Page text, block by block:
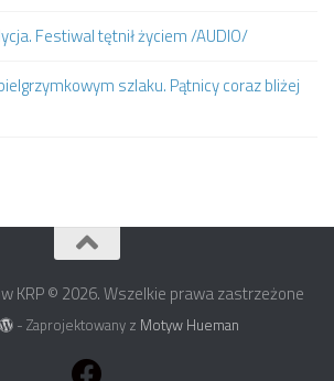
Festiwal tętnił życiem /AUDIO/
szlaku. Pątnicy coraz bliżej
KRP © 2026. Wszelkie prawa zastrzeżone
- Zaprojektowany z Motyw Hueman